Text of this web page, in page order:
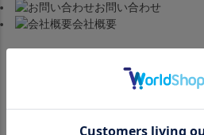
TEL:06-4708-3300
MAP
JR水道橋駅西口店
お問い合わせ
会社概要